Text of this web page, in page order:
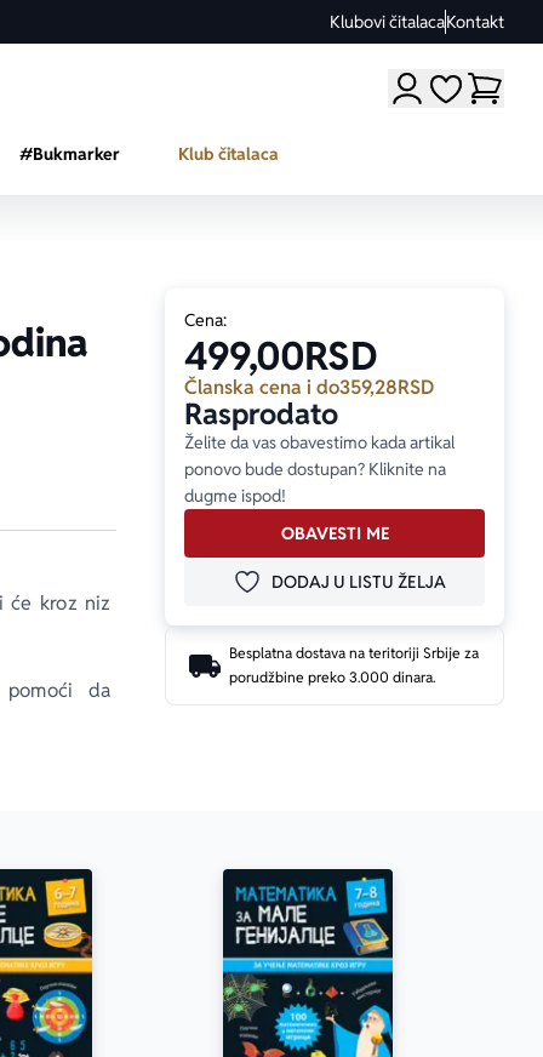
Klubovi čitalacaKontakt
Moji omiljeni
#Bukmarker Klub čitalaca
će kroz niz
da
Cena:
499,00RSD
Članska cena i do359,28RSD
Rasprodato
Želite da vas obavestimo kada artikal
ponovo bude dostupan? Kliknite na
dugme ispod!
OBAVESTI ME
DODAJ U OMILJENE
DODAJ U LISTU ŽELJA
Besplatna dostava na teritoriji Srbije za
porudžbine preko 3.000 dinara.